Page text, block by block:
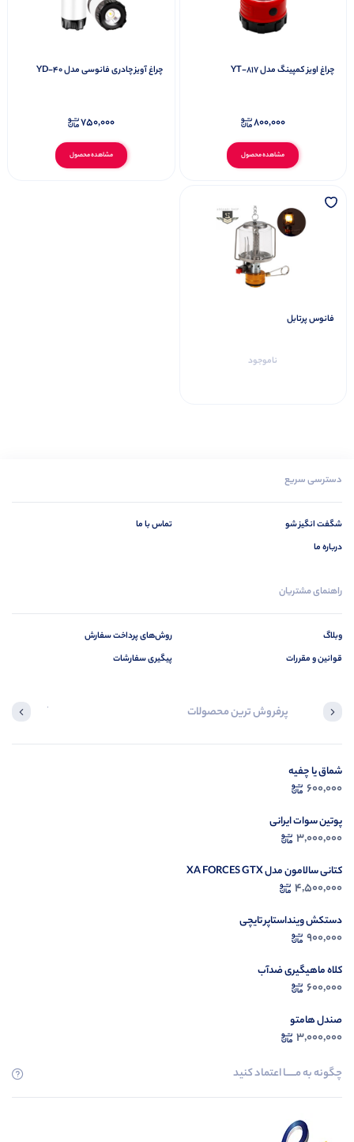
چراغ اویز کمپینگ مدل YT-817
مشاهده محصول
800,000
چراغ‌ آویز چادری فانوسی مدل YD-40
مشاهده محصول
750,000
فانوس پرتابل
ناموجود
دسترسی سریع
شگفت انگیز شو
درباره ما
تماس با ما
راهنمای مشتریان
وبلاگ
قوانین و مقررات
روش‌های پرداخت سفارش
پیگیری سفارشات
پرفروش ترین محصولات آخرین
شماق یا چفیه
600,000
پوتین سوات ایرانی
3,000,000
کتانی سالامون مدل XA FORCES GTX
4,500,000
دستکش وینداستاپر تایچی
900,000
کلاه ماهیگیری ضدآب
600,000
صندل هامتو
3,000,000
چگونه به مــــــا اعتماد کنید